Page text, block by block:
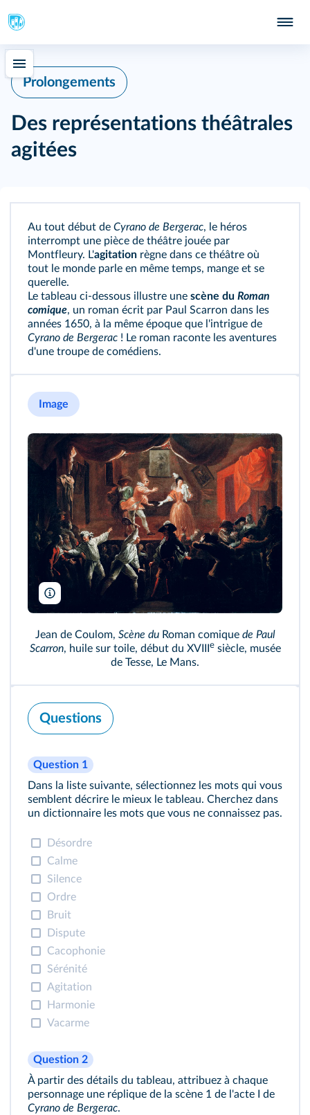
Prolongements
Des représentations théâtrales
agitées
Au tout début de Cyrano de Bergerac, le héros
interrompt une pièce de théâtre jouée par
Montfleury. L'agitation règne dans ce théâtre où
tout le monde parle en même temps, mange et se
querelle.
Le tableau ci-dessous illustre une scène du Roman
comique, un roman écrit par Paul Scarron dans les
années 1650, à la même époque que l'intrigue de
Cyrano de Bergerac ! Le roman raconte les aventures
d'une troupe de comédiens.
Image
Jean de Coulom, Scène duRoman comique de Paul
Scarron, huile sur toile, début du XVIII esiècle, musée
de Tesse, Le Mans.
Questions
Question 1
Dans la liste suivante, sélectionnez les mots qui vous
semblent décrire le mieux le tableau. Cherchez dans
un dictionnaire les mots que vous ne connaissez pas.
Désordre
Calme
Silence
Ordre
Bruit
Dispute
Cacophonie
Sérénité
Agitation
Harmonie
Vacarme
Question 2
À partir des détails du tableau, attribuez à chaque
personnage une réplique de la scène 1 de l'acte I de
Cyrano de Bergerac.